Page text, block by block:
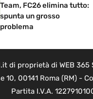
Team, FC26 elimina tutto:
spunta un grosso
problema
di proprietà di WEB 365
10, 00141 Roma (RM) -
Partita I.V.A.